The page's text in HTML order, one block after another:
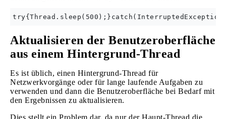
Aktualisieren der Benutzeroberfläche
aus einem Hintergrund-Thread
Es ist üblich, einen Hintergrund-Thread für
Netzwerkvorgänge oder für lange laufende Aufgaben zu
verwenden und dann die Benutzeroberfläche bei Bedarf mit
den Ergebnissen zu aktualisieren.
Dies stellt ein Problem dar, da nur der Haupt-Thread die